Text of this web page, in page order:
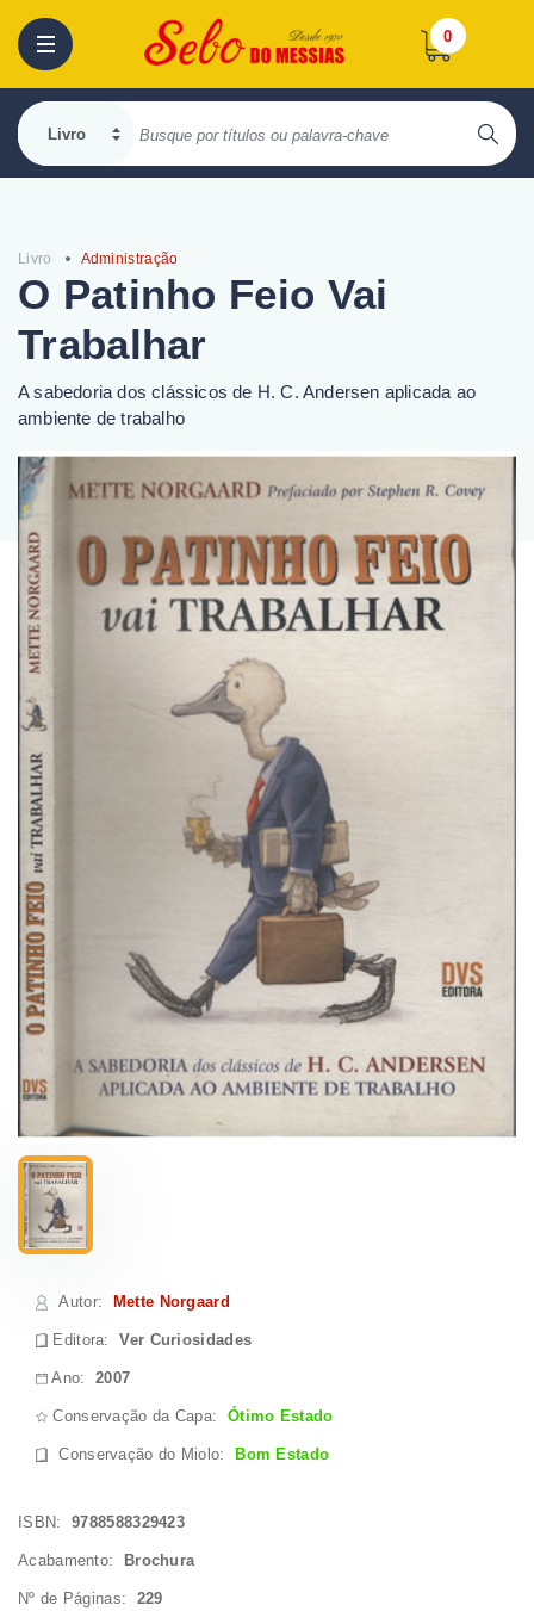
0
Livro Administração
O Patinho Feio Vai
Trabalhar
A sabedoria dos clássicos de H. C. Andersen aplicada ao
ambiente de trabalho
Autor: Mette Norgaard
Editora:Ver Curiosidades
Ano:2007
Conservação da Capa: Ótimo Estado
Conservação do Miolo:Bom Estado
ISBN:9788588329423
Acabamento: Brochura
Nº de Páginas: 229